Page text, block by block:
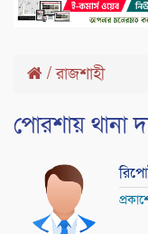
/রাজশাহী
পোরশায় থানা